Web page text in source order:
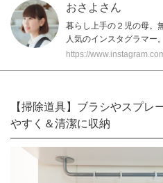
おさよさん
暮らし上手の２児の母。
人気のインスタグラマー。
https://
【掃除道具】ブラシやスプレ
やすく＆清潔に収納